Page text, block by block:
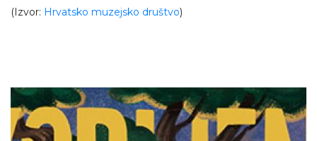
(Izvor: Hrvatsko muzejsko društvo)